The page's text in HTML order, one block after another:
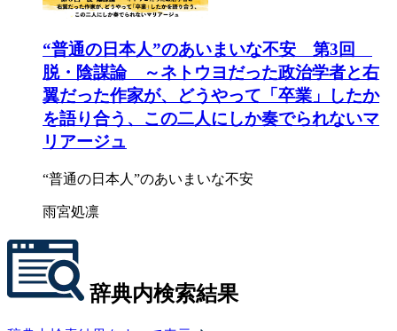
“普通の日本人”のあいまいな不安 第3回
脱・陰謀論 ～ネトウヨだった政治学者と右
翼だった作家が、どうやって「卒業」したか
を語り合う、この二人にしか奏でられないマ
リアージュ
“普通の日本人”のあいまいな不安
雨宮処凛
辞典内検索結果